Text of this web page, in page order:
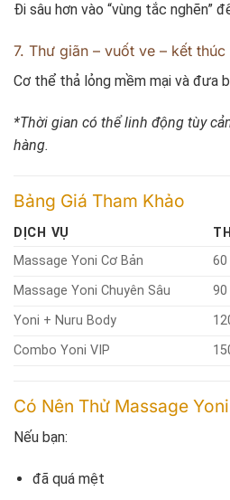
Đi sâu hơn vào “vùng tắc nghẽn”
7. Thư giãn – vuốt ve – kết thúc
Cơ thể thả lỏng mềm mại và đưa
*Thời gian có thể linh động tùy
hàng.
Bảng Giá Tham Khảo
DỊCH VỤ
Massage Yoni Cơ Bản
Massage Yoni Chuyên Sâu
Yoni + Nuru Body
Combo Yoni VIP
Có Nên Thử Massage
Nếu bạn:
đã quá mệt